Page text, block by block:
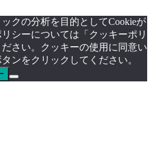
クの分析を目的としてCookieが
シーについては「クッキーポリ
さい。クッキーの使用に同意い
ンをクリックしてください。